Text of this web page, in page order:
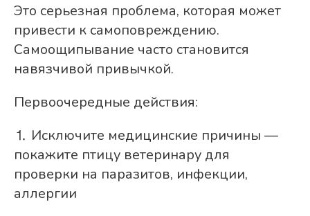
Это серьезная проблема, которая может
привести к самоповреждению.
Самоощипывание часто становится
навязчивой привычкой.
Первоочередные действия:
⒈ Исключите медицинские причины —
покажите птицу ветеринару для
проверки на паразитов, инфекции,
аллергии